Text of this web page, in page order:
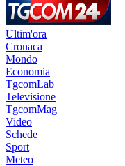
Ultim'ora
Cronaca
Mondo
Economia
TgcomLab
Televisione
TgcomMag
Video
Schede
Sport
Meteo